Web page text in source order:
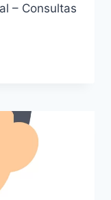
– Consultas